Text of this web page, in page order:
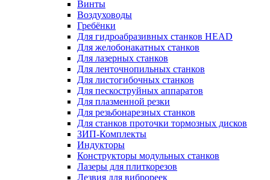
Винты
Воздуховоды
Гребёнки
Для гидроабразивных станков HEAD
Для желобонакатных станков
Для лазерных станков
Для ленточнопильных станков
Для листогибочных станков
Для пескоструйных аппаратов
Для плазменной резки
Для резьбонарезных станков
Для станков проточки тормозных дисков
ЗИП-Комплекты
Индукторы
Конструкторы модульных станков
Лазеры для плиткорезов
Лезвия для виброреек